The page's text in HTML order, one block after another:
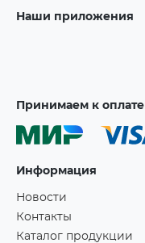
Наши приложения
Принимаем к оплате
Информация
Новости
Контакты
Каталог продукции